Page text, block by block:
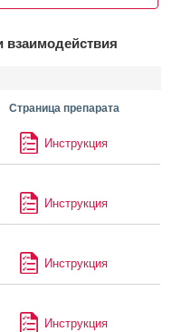
взаимодействия
Страница препарата
Инструкция
Инструкция
Инструкция
Инструкция